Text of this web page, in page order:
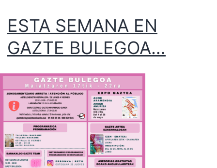
ESTA SEMANA EN
GAZTE BULEGOA…